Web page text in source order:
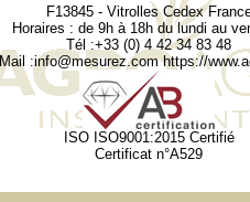
F13845 - Vitrolles Cedex
Horaires : de 9h à 18h du lundi au
Tél :+33 (0) 4 42 34 83 48
:info@mesurez.com https://
ISO ISO9001:2015 Certifié
Certificat n°A529